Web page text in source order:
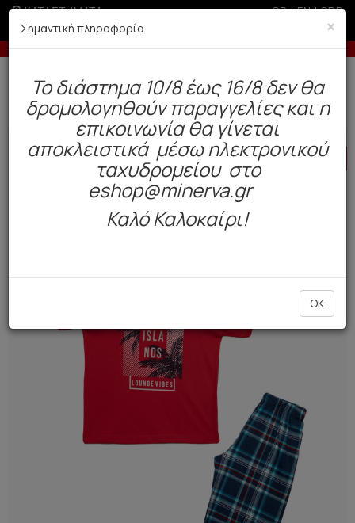
ΚΑΤΑΣΤΗΜΑΤΑ GR|EN|SRB
-10% σε παραγγελίες άνω των 200€
Δωρεάν αποστολή άνω των 49€. Παράδοση σε 3-5 εργάσιμες.
Παιδί Αγόρι Πυτζάμες
HOT
×
Σημαντική πληροφορία
To διάστημα 10/8 έως 16/8 δεν θα
δρομολογηθούν παραγγελίες και η
επικοινωνία θα γίνεται
αποκλειστικά μέσω ηλεκτρονικού
ταχυδρομείου στο
eshop@minerva.gr
Καλό Καλοκαίρι!
OK